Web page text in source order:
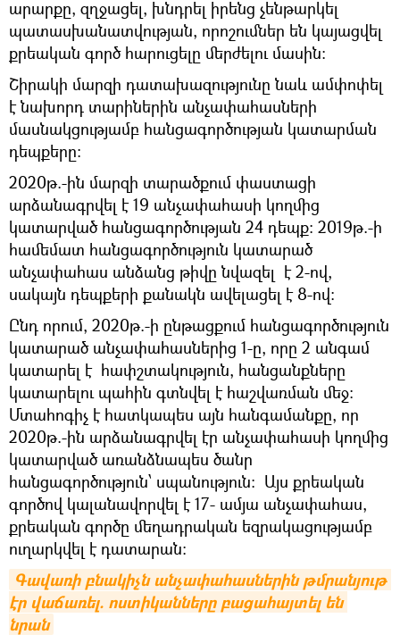
արարքը, զղջացել, խնդրել իրենց չենթարկել
պատասխանատվության, որոշումներ են կայացվել
քրեական գործ հարուցելը մերժելու մասին:
Շիրակի մարզի դատախազությունը նաև ամփոփել
է նախորդ տարիներին անչափահասների
մասնակցությամբ հանցագործության կատարման
դեպքերը։
2020թ.-ին մարզի տարածքում փաստացի
արձանագրվել է 19 անչափահասի կողմից
կատարված հանցագործության 24 դեպք։ 2019թ.-ի
համեմատ հանցագործություն կատարած
անչափահաս անձանց թիվը նվազել է 2-ով,
սակայն դեպքերի քանակն ավելացել է 8-ով:
Ընդ որում, 2020թ.-ի ընթացքում հանցագործություն
կատարած անչափահասներից 1-ը, որը 2 անգամ
կատարել է հափշտակություն, հանցանքները
կատարելու պահին գտնվել է հաշվառման մեջ:
Մտահոգիչ է հատկապես այն հանգամանքը, որ
2020թ.-ին արձանագրվել էր անչափահասի կողմից
կատարված առանձնապես ծանր
հանցագործություն՝ սպանություն: Այս քրեական
գործով կալանավորվել է 17- ամյա անչափահաս,
քրեական գործը մեղադրական եզրակացությամբ
ուղարկվել է դատարան:
Գավառի բնակիչն անչափահասներին թմրանյութ
էր վաճառել. ոստիկանները բացահայտել են
նրան